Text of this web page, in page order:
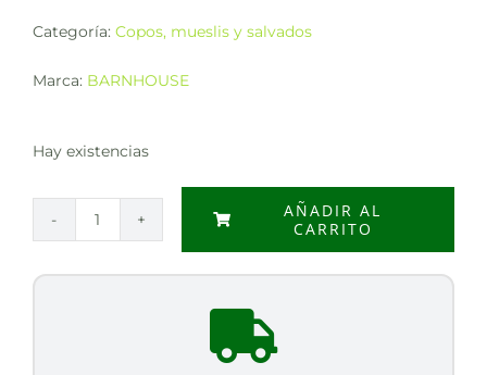
Categoría: Copos, mueslis y salvados
Marca: BARNHOUSE
Hay existencias
MUESLI
AÑADIR AL
CARRITO